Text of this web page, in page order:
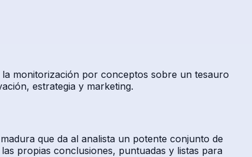
monitorización por conceptos sobre un tesauro
estrategia y marketing.
que da al analista un potente conjunto de
propias conclusiones, puntuadas y listas para